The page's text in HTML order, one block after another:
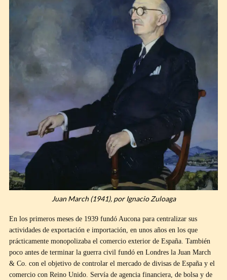
Juan March (1941), por Ignacio Zuloaga
En los primeros meses de 1939 fundó Aucona para centralizar sus
actividades de exportación e importación, en unos años en los que
prácticamente monopolizaba el comercio exterior de España. También
poco antes de terminar la guerra civil fundó en Londres la Juan March
& Co. con el objetivo de controlar el mercado de divisas de España y el
comercio con Reino Unido. Servía de agencia financiera, de bolsa y de